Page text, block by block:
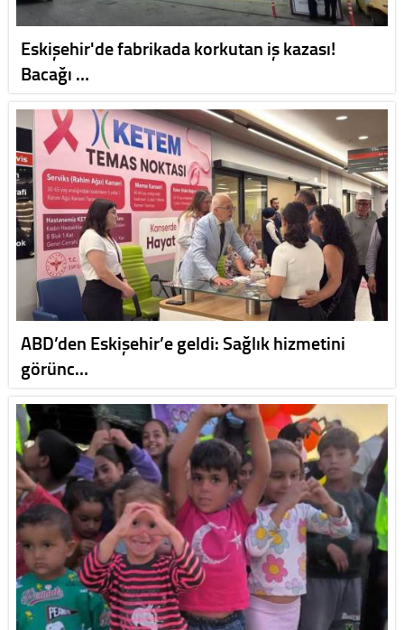
Eskişehir'de fabrikada korkutan iş kazası!
Bacağı …
ABD’den Eskişehir’e geldi: Sağlık hizmetini
görünc…